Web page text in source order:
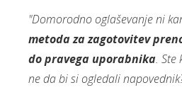
"Domorodno oglaševanje ni
metoda za zagotovitev
do pravega uporabnika. Ste
ne da bi si ogledali